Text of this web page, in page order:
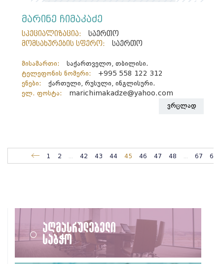
მარინე ჩიმაკაძე
სპეციალიზაცია:
საერთო
მომსახურების სფერო:
საერთო
მისამართი:
საქართველო, თბილისი.
ტელეფონის ნომერი:
+995 558 122 312
ენები:
ქართული, რუსული, ინგლისური.
ელ. ფოსტა:
marichimakadze@yahoo.com
ვრცლად
1 2 42 43 44 45 46 47 48 67 68
აღმასრულებელი
საბჭო